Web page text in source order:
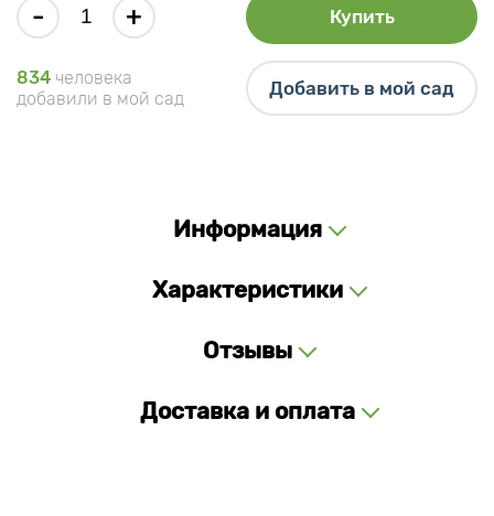
- + Купить
834 человека
добавили в мой сад
Добавить в мой сад
Информация
Характеристики
Отзывы
Доставка и оплата